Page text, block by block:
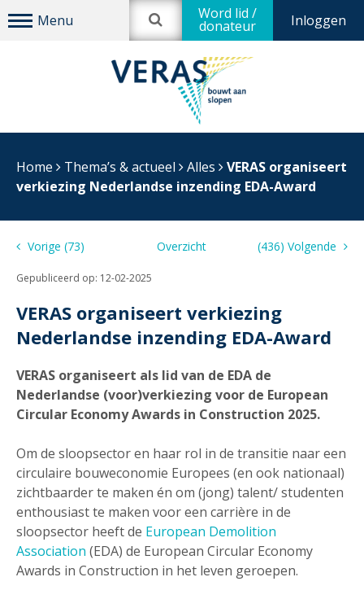
Inloggen
Word lid /
donateur
Home Thema’s & actueel Alles
VERAS organiseert
verkiezing Nederlandse inzending EDA-Award
Vorige (73) Overzicht (436) Volgende
Gepubliceerd op: 12-02-2025
VERAS organiseert verkiezing
Nederlandse inzending EDA-Award
VERAS organiseert als lid van de EDA de
Nederlandse (voor)verkiezing voor de European
Circular Economy Awards in Construction 2025.
Om de sloopsector en haar rol in de transitie naar een
circulaire bouweconomie Europees (en ook nationaal)
zichtbaarder te maken én om (jong) talent/ studenten
enthousiast te maken voor een carrière in de
sloopsector heeft de European Demolition
Association (EDA) de European Circular Economy
Awards in Construction in het leven geroepen.